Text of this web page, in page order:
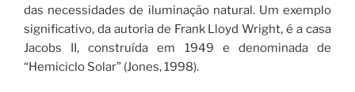
das necessidades de iluminação natural. Um exemplo
significativo, da autoria de Frank Lloyd Wright, é a casa
Jacobs II, construída em 1949 e denominada de
“Hemiciclo Solar” (Jones, 1998).